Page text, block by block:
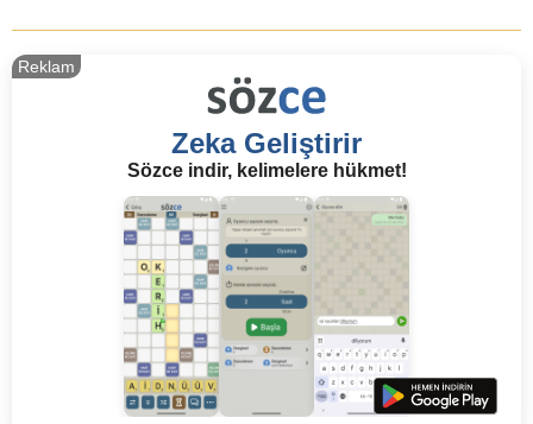
Zeka Geliştirir
Sözce indir, kelimelere hükmet!
Reklam